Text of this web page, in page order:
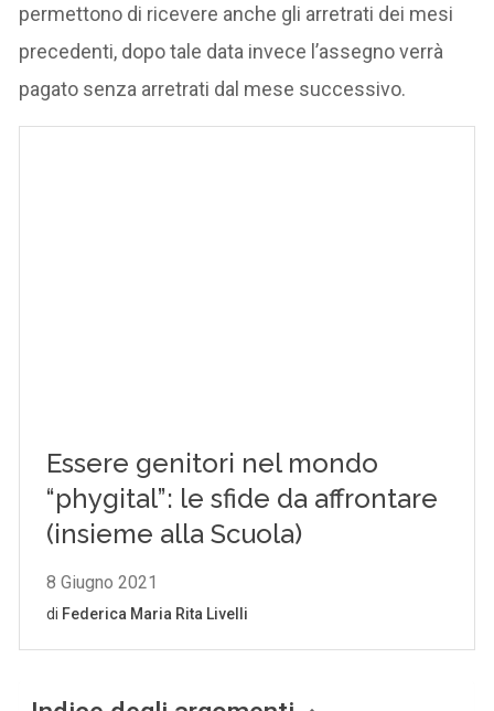
permettono di ricevere anche gli arretrati dei mesi
precedenti, dopo tale data invece l’assegno verrà
pagato senza arretrati dal mese successivo.